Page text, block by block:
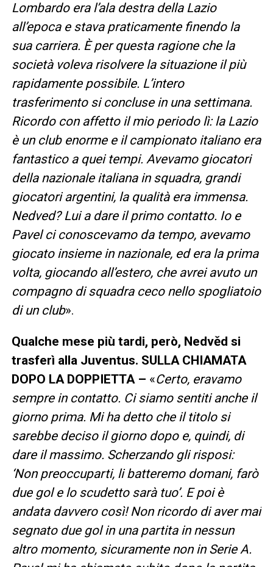
Lombardo era l’ala destra della Lazio
all’epoca e stava praticamente finendo la
sua carriera. È per questa ragione che la
società voleva risolvere la situazione il più
rapidamente possibile. L’intero
trasferimento si concluse in una settimana.
Ricordo con affetto il mio periodo lì: la Lazio
è un club enorme e il campionato italiano era
fantastico a quei tempi. Avevamo giocatori
della nazionale italiana in squadra, grandi
giocatori argentini, la qualità era immensa.
Nedved? Lui a dare il primo contatto. Io e
Pavel ci conoscevamo da tempo, avevamo
giocato insieme in nazionale, ed era la prima
volta, giocando all’estero, che avrei avuto un
compagno di squadra ceco nello spogliatoio
di un club».
Qualche mese più tardi, però, Nedvěd si
trasferì alla Juventus. SULLA CHIAMATA
DOPO LA DOPPIETTA– «Certo, eravamo
sempre in contatto. Ci siamo sentiti anche il
giorno prima. Mi ha detto che il titolo si
sarebbe deciso il giorno dopo e, quindi, di
dare il massimo. Scherzando gli risposi:
‘Non preoccuparti, li batteremo domani, farò
due gol e lo scudetto sarà tuo’. E poi è
andata davvero così! Non ricordo di aver mai
segnato due gol in una partita in nessun
altro momento, sicuramente non in Serie A.